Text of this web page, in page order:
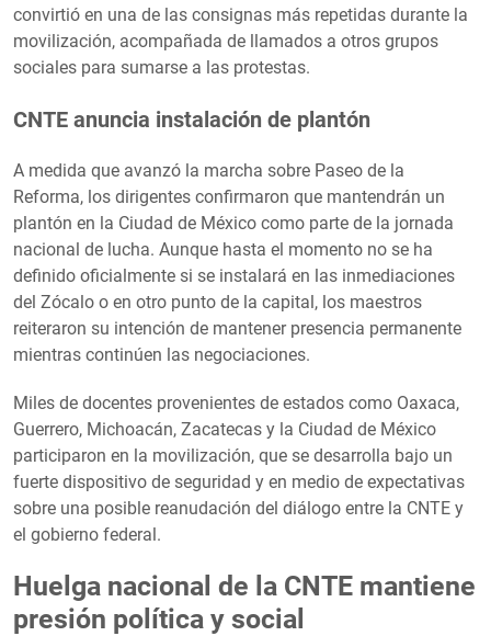
convirtió en una de las consignas más repetidas durante la
movilización, acompañada de llamados a otros grupos
sociales para sumarse a las protestas.
CNTE anuncia instalación de plantón
A medida que avanzó la marcha sobre Paseo de la
Reforma, los dirigentes confirmaron que mantendrán un
plantón en la Ciudad de México como parte de la jornada
nacional de lucha. Aunque hasta el momento no se ha
definido oficialmente si se instalará en las inmediaciones
del Zócalo o en otro punto de la capital, los maestros
reiteraron su intención de mantener presencia permanente
mientras continúen las negociaciones.
Miles de docentes provenientes de estados como Oaxaca,
Guerrero, Michoacán, Zacatecas y la Ciudad de México
participaron en la movilización, que se desarrolla bajo un
fuerte dispositivo de seguridad y en medio de expectativas
sobre una posible reanudación del diálogo entre la CNTE y
el gobierno federal.
Huelga nacional de la CNTE mantiene
presión política y social